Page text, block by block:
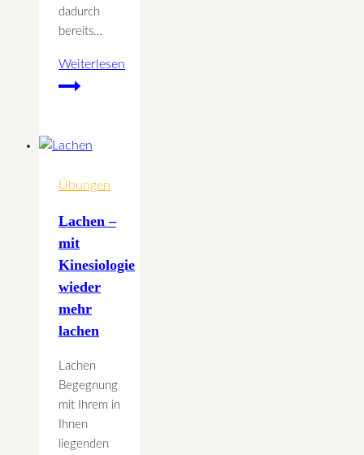
dadurch
bereits…
Weiterlesen
Frühstücksideen
verschiedenen
Übungen
Lachen –
mit
Kinesiologie
wieder
mehr
lachen
Lachen
Begegnung
mit Ihrem in
Ihnen
liegenden